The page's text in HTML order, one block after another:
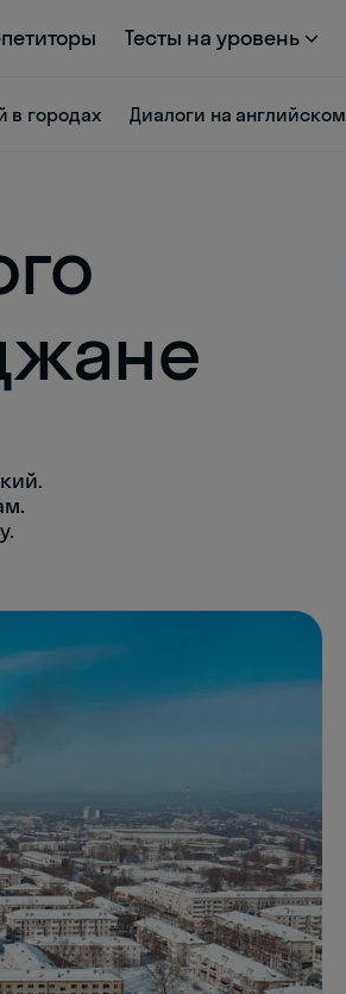
Тесты на уровень
в городах Диалоги на английском